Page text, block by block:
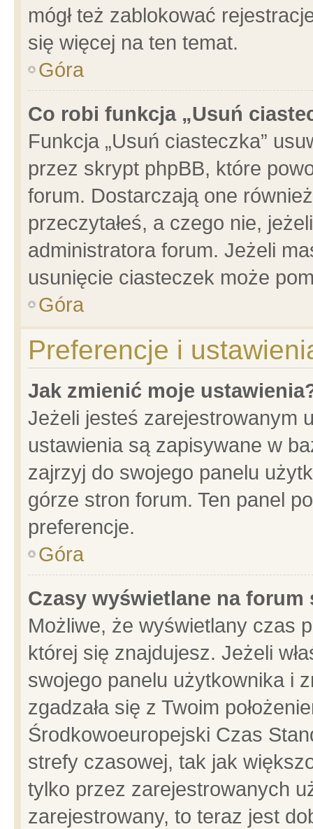
mógł też zablokować
się więcej na ten temat.
Góra
Co robi funkcja „Usuń
Funkcja „Usuń ciasteczka”
przez skrypt phpBB, które
forum. Dostarczają one
przeczytałeś, a czego nie,
administratora forum. Jeżeli
usunięcie ciasteczek może
Góra
Preferencje i
Jak zmienić moje
Jeżeli jesteś zarejestrowanym
ustawienia są zapisywane w
zajrzyj do swojego panelu
górze stron forum. Ten panel
preferencje.
Góra
Czasy wyświetlane na forum
Możliwe, że wyświetlany czas
której się znajdujesz. Jeżeli
swojego panelu użytkownika i
zgadzała się z Twoim
Środkowoeuropejski Czas
strefy czasowej, tak jak
tylko przez zarejestrowanych
zarejestrowany, to teraz jest